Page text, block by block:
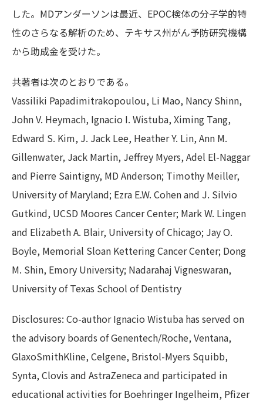
した。MDアンダーソンは最近、EPOC検体の分子学的特
性のさらなる解析のため、テキサス州がん予防研究機構
から助成金を受けた。
共著者は次のとおりである。
Vassiliki Papadimitrakopoulou, Li Mao, Nancy Shinn,
John V. Heymach, Ignacio I. Wistuba, Ximing Tang,
Edward S. Kim, J. Jack Lee, Heather Y. Lin, Ann M.
Gillenwater, Jack Martin, Jeffrey Myers, Adel El-Naggar
and Pierre Saintigny, MD Anderson; Timothy Meiller,
University of Maryland; Ezra E.W. Cohen and J. Silvio
Gutkind, UCSD Moores Cancer Center; Mark W. Lingen
and Elizabeth A. Blair, University of Chicago; Jay O.
Boyle, Memorial Sloan Kettering Cancer Center; Dong
M. Shin, Emory University; Nadarahaj Vigneswaran,
University of Texas School of Dentistry
Disclosures: Co-author Ignacio Wistuba has served on
the advisory boards of Genentech/Roche, Ventana,
GlaxoSmithKline, Celgene, Bristol-Myers Squibb,
Synta, Clovis and AstraZeneca and participated in
educational activities for Boehringer Ingelheim, Pfizer